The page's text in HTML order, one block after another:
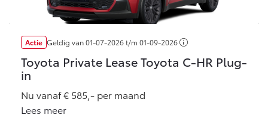
bZ4X
BATTERIJ-ELEKTRISCH
bZ4X Touring
BATTERIJ-ELEKTRISCH
Connected check
Navigatie updates
Actie Geldig van01-07-2026t/m 01-09-2026
Toyota Private Lease Toyota C-HR Plug-
in
Nu vanaf € 585,- per maand
Lees meer